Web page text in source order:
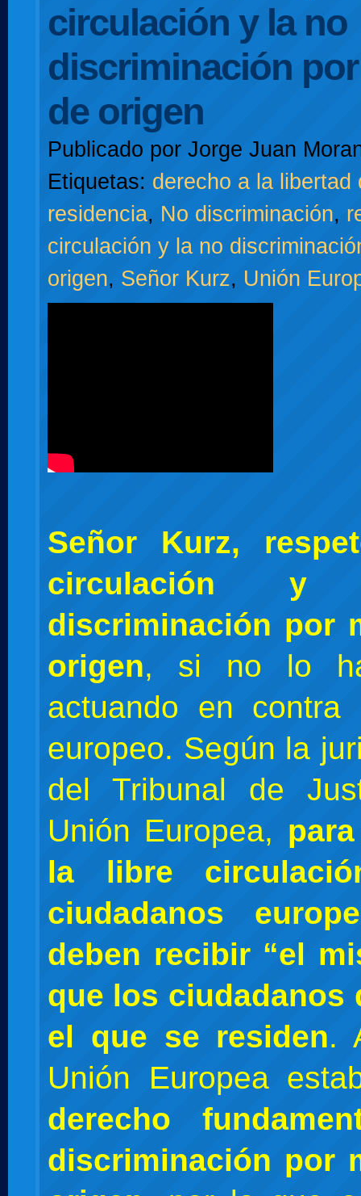
circulación y la no
discriminación
de origen
Publicado por Jorge Juan
Etiquetas: derecho a la libertad
residencia, No discriminación,
circulación y la no
origen, Señor Kurz, Unión
Señor Kurz,
circulación
discriminación por
origen, si no lo
actuando en contra
europeo. Según la
del Tribunal de
Unión Europea,
la libre
ciudadanos
deben recibir “el
que los ciudadanos
el que se residen.
Unión Europea
derecho
discriminación por